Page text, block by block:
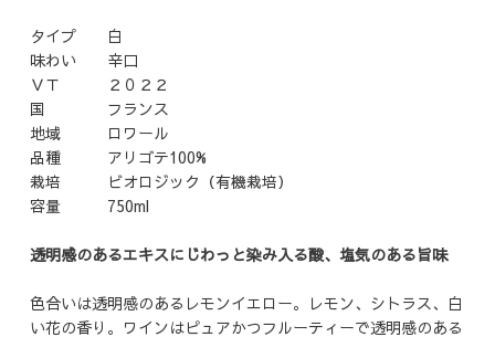
タイプ 白
味わい 辛口
ＶＴ ２０２２
国 フランス
地域 ロワール
品種 アリゴテ100%
栽培 ビオロジック（有機栽培）
容量 750ml
透明感のあるエキスにじわっと染み入る酸、塩気のある旨味
色合いは透明感のあるレモンイエロー。レモン、シトラス、白
い花の香り。ワインはピュアかつフルーティーで透明感のある